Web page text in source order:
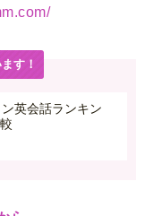
す！
英会話ランキン